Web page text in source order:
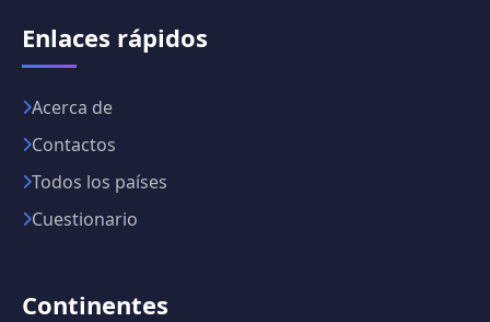
Enlaces rápidos
Acerca de
Contactos
Todos los países
Cuestionario
Continentes